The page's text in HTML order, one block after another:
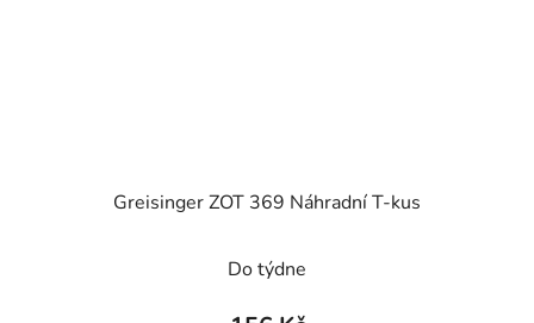
Greisinger ZOT 369 Náhradní T-kus
Do týdne